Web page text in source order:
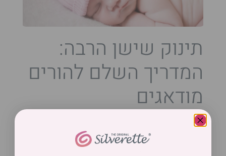
תינוק שישן הרבה:
המדריך השלם להורים
מודאגים
27/06/2024
כאימהות ואבות טריים, תקופת ההתאקלמות עם